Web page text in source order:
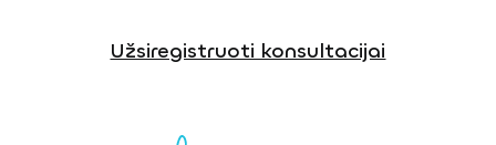
Užsiregistruoti konsultacijai